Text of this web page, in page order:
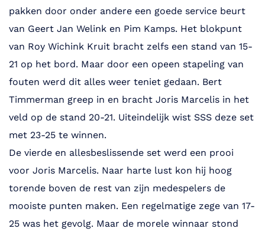
pakken door onder andere een goede service beurt
van Geert Jan Welink en Pim Kamps. Het blokpunt
van Roy Wichink Kruit bracht zelfs een stand van 15-
21 op het bord. Maar door een opeen stapeling van
fouten werd dit alles weer teniet gedaan. Bert
Timmerman greep in en bracht Joris Marcelis in het
veld op de stand 20-21. Uiteindelijk wist SSS deze set
met 23-25 te winnen.
De vierde en allesbeslissende set werd een prooi
voor Joris Marcelis. Naar harte lust kon hij hoog
torende boven de rest van zijn medespelers de
mooiste punten maken. Een regelmatige zege van 17-
25 was het gevolg. Maar de morele winnaar stond